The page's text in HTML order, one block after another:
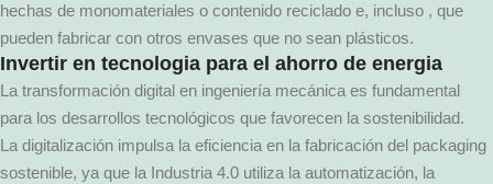
hechas de monomateriales o contenido reciclado e, incluso , que
pueden fabricar con otros envases que no sean plásticos.
Invertir en tecnologia para el ahorro de energia
La transformación digital en ingeniería mecánica es fundamental
para los desarrollos tecnológicos que favorecen la sostenibilidad.
La digitalización impulsa la eficiencia en la fabricación del packaging
sostenible, ya que la Industria 4.0 utiliza la automatización, la